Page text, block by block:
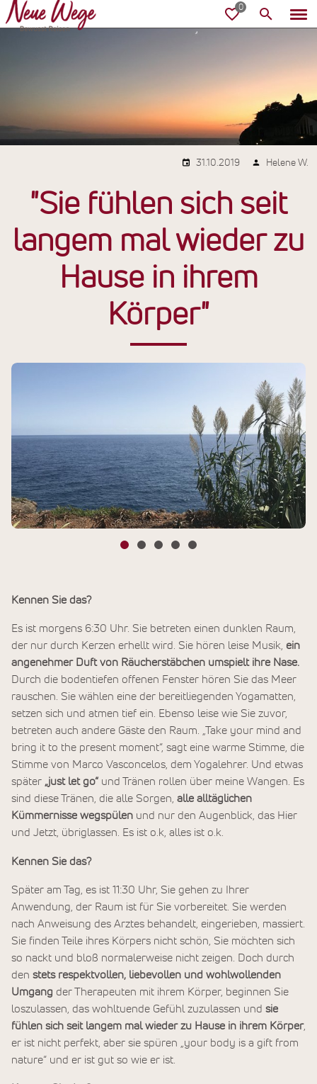
31.10.2019 Helene W.
"Sie fühlen sich seit
langem mal wieder zu
Hause in ihrem
Körper"
Kennen Sie das?
Es ist morgens 6:30 Uhr. Sie betreten einen dunklen Raum,
der nur durch Kerzen erhellt wird. Sie hören leise Musik, ein
angenehmer Duft von Räucherstäbchen umspielt ihre Nase.
Durch die bodentiefen offenen Fenster hören Sie das Meer
rauschen. Sie wählen eine der bereitliegenden Yogamatten,
setzen sich und atmen tief ein. Ebenso leise wie Sie zuvor,
betreten auch andere Gäste den Raum. „Take your mind and
bring it to the present moment“, sagt eine warme Stimme, die
Stimme von Marco Vasconcelos, dem Yogalehrer. Und etwas
später „just let go“ und Tränen rollen über meine Wangen. Es
sind diese Tränen, die alle Sorgen, alle alltäglichen
Kümmernisse wegspülen und nur den Augenblick, das Hier
und Jetzt, übriglassen. Es ist o.k, alles ist o.k.
Kennen Sie das?
Später am Tag, es ist 11:30 Uhr, Sie gehen zu Ihrer
Anwendung, der Raum ist für Sie vorbereitet. Sie werden
nach Anweisung des Arztes behandelt, eingerieben, massiert.
Sie finden Teile ihres Körpers nicht schön, Sie möchten sich
so nackt und bloß normalerweise nicht zeigen. Doch durch
den stets respektvollen, liebevollen und wohlwollenden
Umgang der Therapeuten mit ihrem Körper, beginnen Sie
loszulassen, das wohltuende Gefühl zuzulassen und sie
fühlen sich seit langem mal wieder zu Hause in ihrem Körper,
er ist nicht perfekt, aber sie spüren „your body is a gift from
nature“ und er ist gut so wie er ist.